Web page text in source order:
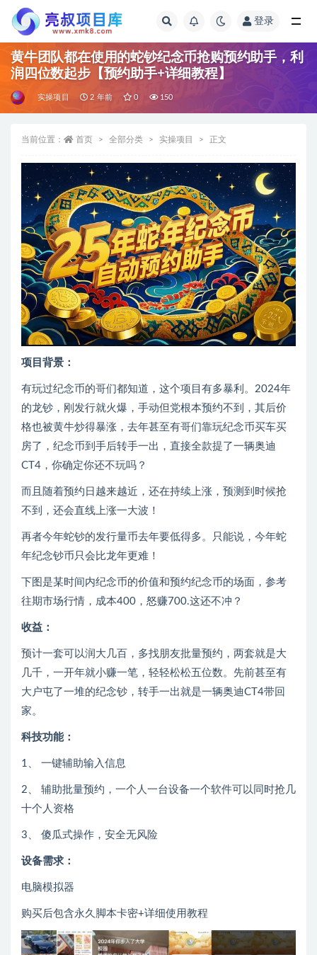
登录
黄牛团队都在使用的蛇钞纪念币抢购预约助手，利
润四位数起步【预约助手+详细教程】
实操项目 2 年前 0 150
当前位置： 首页 全部分类 实操项目 正文
项目背景：
有玩过纪念币的哥们都知道，这个项目有多暴利。2024年
的龙钞，刚发行就火爆，手动但党根本预约不到，其后价
格也被黄牛炒得暴涨，去年甚至有哥们靠玩纪念币买车买
房了，纪念币到手后转手一出，直接全款提了一辆奥迪
CT4，你确定你还不玩吗？
而且随着预约日越来越近，还在持续上涨，预测到时候抢
不到，还会直线上涨一大波！
再者今年蛇钞的发行量币去年要低得多。只能说，今年蛇
年纪念钞币只会比龙年更难！
下图是某时间内纪念币的价值和预约纪念币的场面，参考
往期市场行情，成本400，怒赚700.这还不冲？
收益：
预计一套可以润大几百，多找朋友批量预约，两套就是大
几千，一开年就小赚一笔，轻轻松松五位数。先前甚至有
大户屯了一堆的纪念钞，转手一出就是一辆奥迪CT4带回
家。
科技功能：
1、 一键辅助输入信息
2、 辅助批量预约，一个人一台设备一个软件可以同时抢几
十个人资格
3、 傻瓜式操作，安全无风险
设备需求：
电脑模拟器
购买后包含永久脚本卡密+详细使用教程